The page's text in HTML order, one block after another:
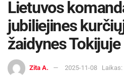
Lietuvos
jubiliejines
žaidynes Tokijuje
Zita A. 2025-11-08